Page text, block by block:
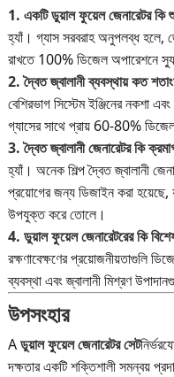
1. একটি ডুয়াল ফুয়েল জেনারেটর কি
হ্যাঁ। গ্যাস সরবরাহ অনুপলব্ধ হলে,
রাখতে 100% ডিজেল অপারেশনে
2. দ্বৈত জ্বালানী ব্যবস্থায় কত
বেশিরভাগ সিস্টেম ইঞ্জিনের নকশা
গ্যাসের সাথে প্রায় 60-80%
3. দ্বৈত জ্বালানী জেনারেটর কি
হ্যাঁ। অনেক শিল্প দ্বৈত জ্বালানী
প্রয়োগের জন্য ডিজাইন করা
উপযুক্ত করে তোলে।
4. ডুয়াল ফুয়েল জেনারেটরের কি
রক্ষণাবেক্ষণের প্রয়োজনীয়তাগুলি
ব্যবস্থা এবং জ্বালানী মিশ্রণ
উপসংহার
Aডুয়াল ফুয়েল জেনারেটর সেট
দক্ষতার একটি শক্তিশালী সমন্বয়